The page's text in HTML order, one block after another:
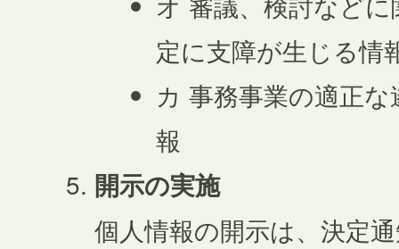
定に支障が生じる情
カ 事務事業の適正
報
開示の実施
個人情報の開示は、決定